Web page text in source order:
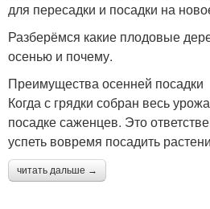
для пересадки и посадки на
Разберёмся какие плодовые
осенью и почему.
Преимущества осенней посадки
Когда с грядки собран весь
посадке саженцев. Это
успеть вовремя посадить
читать дальше →